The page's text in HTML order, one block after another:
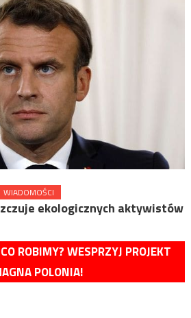
WIADOMOŚCI
ekologicznych aktywistów
ROBIMY? WESPRZYJ PROJEKT
POLONIA!